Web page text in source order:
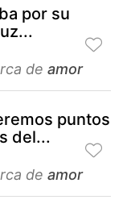
por su
de amor
puntos
del...
de amor